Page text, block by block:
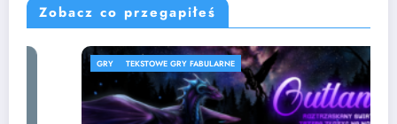
Zobacz co przegapiłeś
TEKSTOWE GRY FABULARNE